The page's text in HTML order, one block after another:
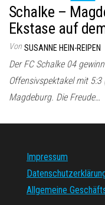
Schalke –
Ekstase auf
Von SUSANNE HEIN-REIPEN
Der FC Schalke 04
Offensivspektakel mit
Magdeburg. Die Freude…
Impressum
Allgemeine